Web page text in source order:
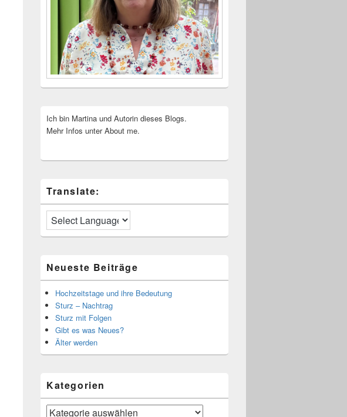
Ich bin Martina und Autorin dieses Blogs.
Mehr Infos unter About me.
Translate:
Neueste Beiträge
Hochzeitstage und ihre Bedeutung
Sturz – Nachtrag
Sturz mit Folgen
Gibt es was Neues?
Älter werden
Kategorien
Kategorien